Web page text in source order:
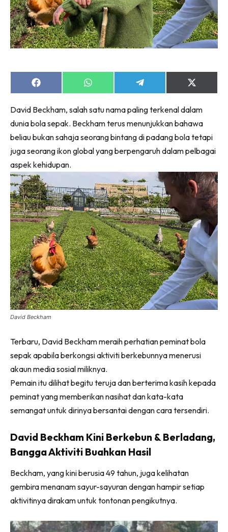
Ruang Makan
Make Over
Bilik Air
Bilik Tidur
Ruang Makan
Ruang Tamu
Menarik Lagi
Casa Impiana
Impiana Makeover
Makeover Ruang Selebriti
Destinasi
Kafe
Hartanah
High Rise
Landed
Video
Beli Di Mana
Buat Sendiri
Ilham Impiana
Ilham Impiana 360
Impiana TV
Casa Impiana
Impiana MakeOver
Lahar Dekor
Sembang Dekor
Sembang Laman
Tip Laman
Hub Ideaktiv
Share
on
Share
on
Share
on
Share
on
(Twitter)
David Beckham, salah satu nama paling terkenal dalam
dunia bola sepak. Beckham terus menunjukkan bahawa
beliau bukan sahaja seorang bintang di padang bola tetapi
juga seorang ikon global yang berpengaruh dalam pelbagai
aspek kehidupan.
David Beckham
Terbaru, David Beckham meraih perhatian peminat bola
sepak apabila berkongsi aktiviti berkebunnya menerusi
akaun media sosial miliknya.
Pemain itu dilihat begitu teruja dan berterima kasih kepada
peminat yang memberikan nasihat dan kata-kata
semangat untuk dirinya bersantai dengan cara tersendiri.
David Beckham Kini Berkebun & Berladang,
Bangga Aktiviti Buahkan Hasil
Beckham, yang kini berusia 49 tahun, juga kelihatan
gembira menanam sayur-sayuran dengan hampir setiap
aktivitinya dirakam untuk tontonan pengikutnya.